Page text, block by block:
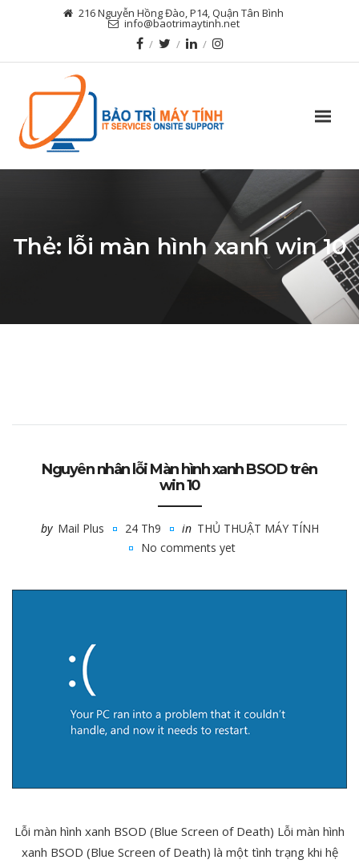
216 Nguyễn Hồng Đào, P14, Quận Tân Bình
info@baotrimaytinh.net
Thẻ: lỗi màn hình xanh win 10
Nguyên nhân lỗi Màn hình xanh BSOD trên
win 10
by Mail Plus 24 Th9 in THỦ THUẬT MÁY TÍNH
No comments yet
Lỗi màn hình xanh BSOD (Blue Screen of Death) Lỗi màn hình
xanh BSOD (Blue Screen of Death) là một tình trạng khi hệ